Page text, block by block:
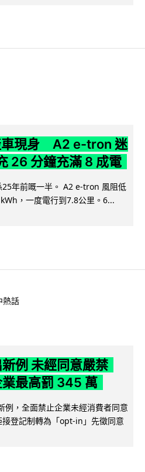
車現身 A2 e-tron 迷
26 分鐘充滿 8 成電
年前嘅一半。 A2 e-tron 風阻低
，一度電行到7.8公里。6...
熱話
例 未經同意嚴禁
最高罰 345 萬
例，全面禁止企業未經消費者同意
登記制轉為「opt-in」先徵同意